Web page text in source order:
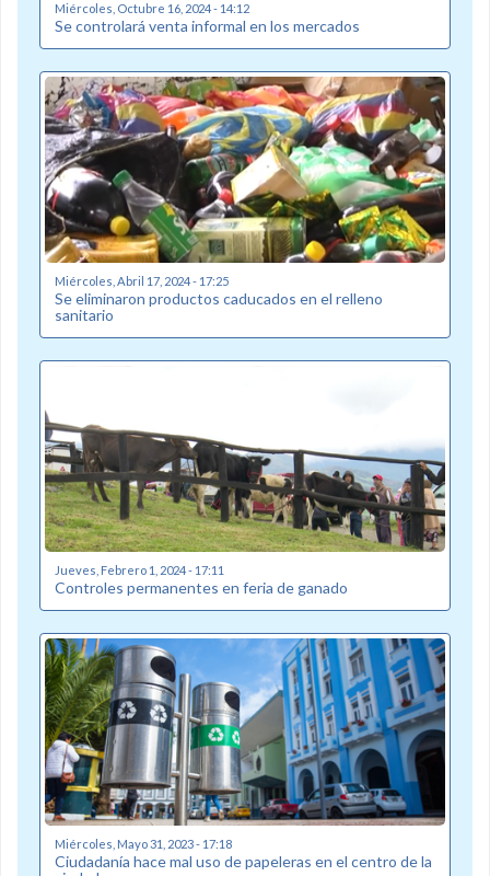
Miércoles, Octubre 16, 2024 - 14:12
Se controlará venta informal en los mercados
Miércoles, Abril 17, 2024 - 17:25
Se eliminaron productos caducados en el relleno
sanitario
Jueves, Febrero 1, 2024 - 17:11
Controles permanentes en feria de ganado
Miércoles, Mayo 31, 2023 - 17:18
Ciudadanía hace mal uso de papeleras en el centro de la